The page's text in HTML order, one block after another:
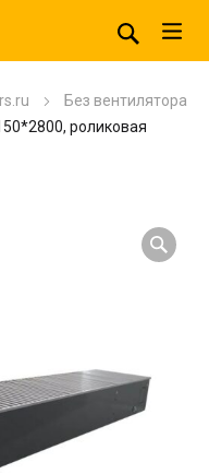
Без вентилятора
роликовая